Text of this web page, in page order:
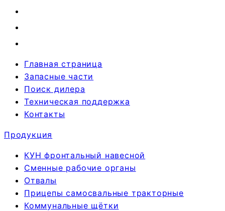
Главная страница
Запасные части
Поиск дилера
Техническая поддержка
Контакты
Продукция
КУН фронтальный навесной
Сменные рабочие органы
Отвалы
Прицепы самосвальные тракторные
Коммунальные щётки